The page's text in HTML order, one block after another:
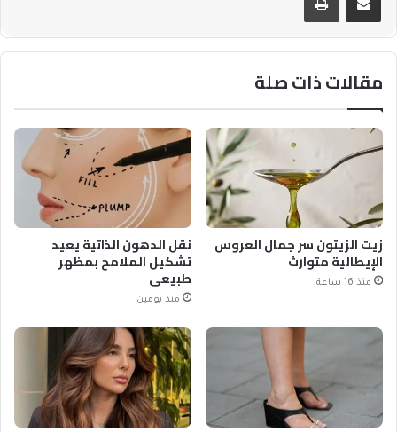
مقالات ذات صلة
زيت الزيتون سر جمال العروس
الإيطالية متوارث
منذ 16 ساعة
نقل الدهون الذاتية يعيد
تشكيل الملامح بمظهر
طبيعي
منذ يومين